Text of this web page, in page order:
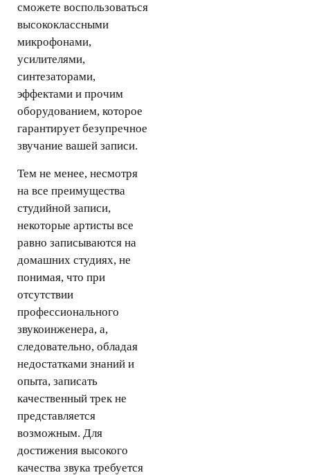
сможете воспользоваться
высококлассными
микрофонами,
усилителями,
синтезаторами,
эффектами и прочим
оборудованием, которое
гарантирует безупречное
звучание вашей записи.
Тем не менее, несмотря
на все преимущества
студийной записи,
некоторые артисты все
равно записываются на
домашних студиях, не
понимая, что при
отсутствии
профессионального
звукоинженера, а,
следовательно, обладая
недостатками знаний и
опыта, записать
качественный трек не
представляется
возможным. Для
достижения высокого
качества звука требуется